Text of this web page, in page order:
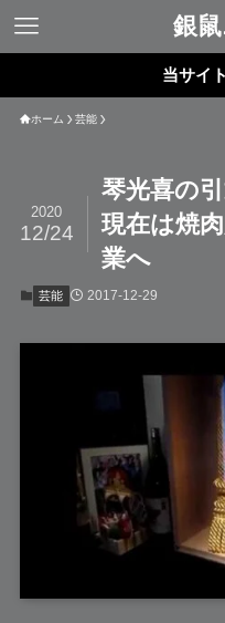
銀
当サイトは、
ホーム 芸能
琴光喜の
現在は焼
業へ
2020
12/24
芸能 2017-12-29